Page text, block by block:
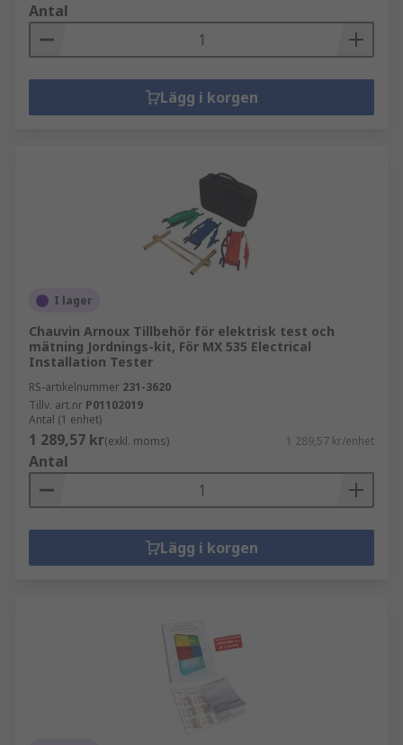
Antal
Lägg i korgen
I lager
Chauvin Arnoux Tillbehör för elektrisk test och
mätning Jordnings-kit, För MX 535 Electrical
Installation Tester
RS-artikelnummer 231-3620
Tillv. art.nr P01102019
Antal (1 enhet)
1 289,57 kr(exkl. moms) 1 289,57 kr/enhet
Antal
Lägg i korgen